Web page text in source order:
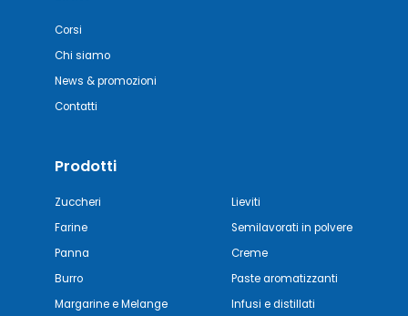
Corsi
Chi siamo
News & promozioni
Contatti
Prodotti
Zuccheri
Farine
Panna
Burro
Margarine e Melange
Lieviti
Semilavorati in polvere
Creme
Paste aromatizzanti
Infusi e distillati